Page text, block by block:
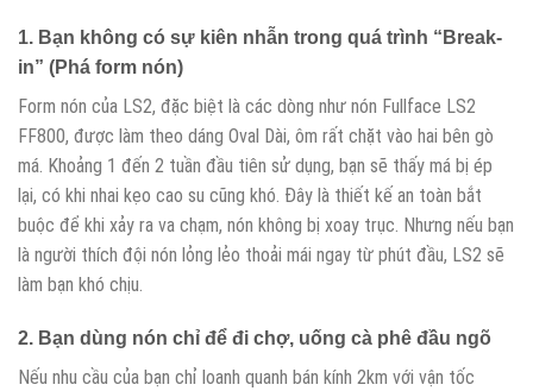
1. Bạn không có sự kiên nhẫn trong quá trình “Break-
in” (Phá form nón)
Form nón của LS2, đặc biệt là các dòng như nón Fullface LS2
FF800, được làm theo dáng Oval Dài, ôm rất chặt vào hai bên gò
má. Khoảng 1 đến 2 tuần đầu tiên sử dụng, bạn sẽ thấy má bị ép
lại, có khi nhai kẹo cao su cũng khó. Đây là thiết kế an toàn bắt
buộc để khi xảy ra va chạm, nón không bị xoay trục. Nhưng nếu bạn
là người thích đội nón lỏng lẻo thoải mái ngay từ phút đầu, LS2 sẽ
làm bạn khó chịu.
2. Bạn dùng nón chỉ để đi chợ, uống cà phê đầu ngõ
Nếu nhu cầu của bạn chỉ loanh quanh bán kính 2km với vận tốc